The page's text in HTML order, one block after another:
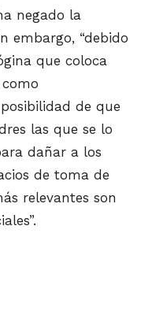
negado la
embargo, “debido
que coloca
de que
las que se lo
dañar a los
de toma de
relevantes son